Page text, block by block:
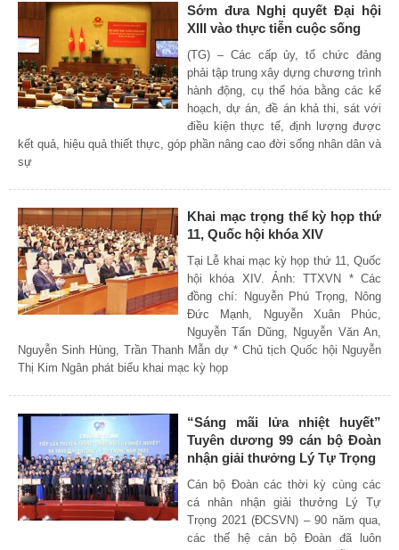
Sớm đưa Nghị quyết Đại hội
XIII vào thực tiễn cuộc sống
(TG) – Các cấp ủy, tổ chức đảng
phải tập trung xây dựng chương trình
hành động, cụ thể hóa bằng các kế
hoạch, dự án, đề án khả thi, sát với
điều kiện thực tế, định lượng được
kết quả, hiệu quả thiết thực, góp phần nâng cao đời sống nhân dân và
sự
Khai mạc trọng thể kỳ họp thứ
11, Quốc hội khóa XIV
Tại Lễ khai mạc kỳ họp thứ 11, Quốc
hội khóa XIV. Ảnh: TTXVN * Các
đồng chí: Nguyễn Phú Trọng, Nông
Đức Mạnh, Nguyễn Xuân Phúc,
Nguyễn Tấn Dũng, Nguyễn Văn An,
Nguyễn Sinh Hùng, Trần Thanh Mẫn dự * Chủ tịch Quốc hội Nguyễn
Thị Kim Ngân phát biểu khai mạc kỳ họp
“Sáng mãi lửa nhiệt huyết”
Tuyên dương 99 cán bộ Đoàn
nhận giải thưởng Lý Tự Trọng
Cán bộ Đoàn các thời kỳ cùng các
cá nhân nhận giải thưởng Lý Tự
Trọng 2021 (ĐCSVN) – 90 năm qua,
các thế hệ cán bộ Đoàn đã luôn